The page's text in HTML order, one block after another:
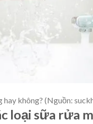
không? (Nguồn:
loại sữa rửa